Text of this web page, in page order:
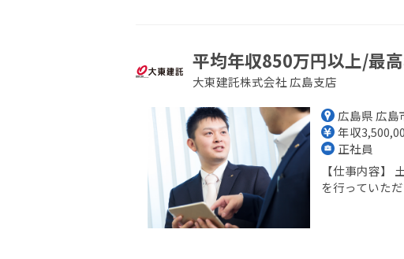
平均年収850万円以上/最
大東建託株式会社 広島支店
広島県 広島
年収
正社員
【仕事内容】
を行っていた